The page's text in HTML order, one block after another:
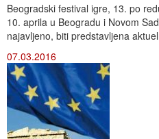
Beogradski festival igre, 13. po
10. aprila u Beogradu i Novom
najavljeno, biti predstavljena
07.03.2016